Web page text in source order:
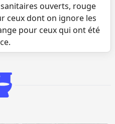
ouverts, rouge
ceux dont on ignore les
pour ceux qui ont été